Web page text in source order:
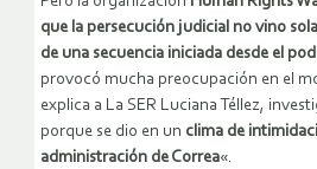
que la persecución judicial no vino
de una secuencia iniciada desde el
provocó mucha preocupación en el
explica a La SER Luciana Téllez,
porque se dio en un clima de
administración de Correa«.